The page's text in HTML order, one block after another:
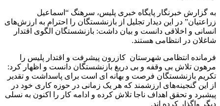
به گزارش خبرنگار پایگاه خبری پلیس، سرهنگ “اسماعیل
زراعتیان” در این دیدار تجلیل از بازنشستگان را احترام به ارزش‌های
انسانی و اخلاقی دانست و بیان داشت: بازنشستگان الگوی اقتدار
شاغلان در انتظامی هستند.
فرمانده انتظامی شهرستان کازرون پیشرفت و اقتدار پلیس را
مرهون تلاش بی وقفه و بی دریغ بازنشستگان دانست و اظهار کرد:
تکریم بازنشستگان فرصت و بهانه ای است برای پاسداشت و تقدیر
از این گنجینه‌های ارزشمند که هر یک زمانی در حوزه کاری خود در
پیشبرد و تحقق اهداف ناجا تلاش کرده و ادامه کار را اکنون به نسلی
دیگر واگذار کرده اند.